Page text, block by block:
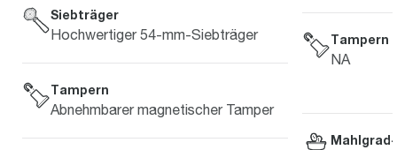
Siebträger
Hochwertiger 54-mm-Siebträger
Tampern
Abnehmbarer magnetischer Tamper
Tampern
NA